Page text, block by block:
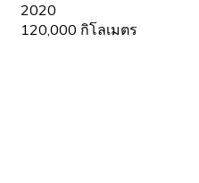
2020
120,000 กิโลเมตร